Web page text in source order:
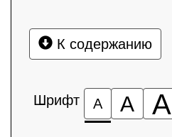
К содержанию
Шрифт А А А